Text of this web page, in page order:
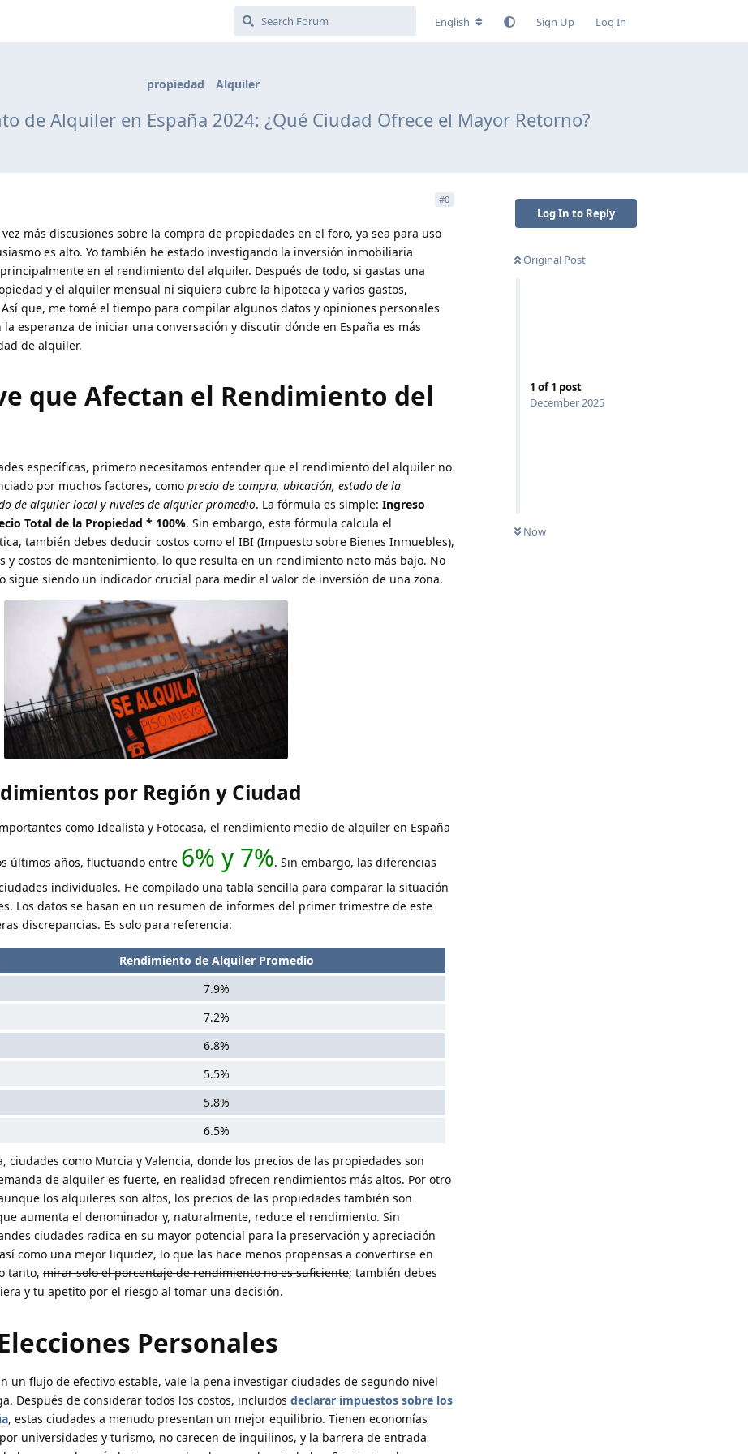
English Sign Up Log In
propiedad Alquiler
de Alquiler en España 2024: ¿Qué Ciudad Ofrece el Mayor Retorno?
Log In to Reply
Original Post
1 of1 post
December 2025
Now
#0
más discusiones sobre la compra de propiedades en el foro, ya sea para uso
es alto. Yo también he estado investigando la inversión inmobiliaria
en el rendimiento del alquiler. Después de todo, si gastas una
y el alquiler mensual ni siquiera cubre la hipoteca y varios gastos,
que, me tomé el tiempo para compilar algunos datos y opiniones personales
esperanza de iniciar una conversación y discutir dónde en España es más
de alquiler.
que Afectan el Rendimiento del
específicas, primero necesitamos entender que el rendimiento del alquiler no
por muchos factores, como precio de compra, ubicación, estado de la
de alquiler local y niveles de alquiler promedio. La fórmula es simple: Ingreso
Total de la Propiedad * 100%. Sin embargo, esta fórmula calcula el
también debes deducir costos como el IBI (Impuesto sobre Bienes Inmuebles),
y costos de mantenimiento, lo que resulta en un rendimiento neto más bajo. No
sigue siendo un indicador crucial para medir el valor de inversión de una zona.
por Región y Ciudad
como Idealista y Fotocasa, el rendimiento medio de alquiler en España
últimos años, fluctuando entre 6% y 7%. Sin embargo, las diferencias
individuales. He compilado una tabla sencilla para comparar la situación
Los datos se basan en un resumen de informes del primer trimestre de este
discrepancias. Es solo para referencia:
Rendimiento de Alquiler Promedio
7.9%
7.2%
6.8%
5.5%
5.8%
6.5%
ciudades como Murcia y Valencia, donde los precios de las propiedades son
de alquiler es fuerte, en realidad ofrecen rendimientos más altos. Por otro
los alquileres son altos, los precios de las propiedades también son
aumenta el denominador y, naturalmente, reduce el rendimiento. Sin
ciudades radica en su mayor potencial para la preservación y apreciación
como una mejor liquidez, lo que las hace menos propensas a convertirse en
tanto, mirar solo el porcentaje de rendimiento no es suficiente; también debes
y tu apetito por el riesgo al tomar una decisión.
Personales
un flujo de efectivo estable, vale la pena investigar ciudades de segundo nivel
Después de considerar todos los costos, incluidos declarar impuestos sobre los
, estas ciudades a menudo presentan un mejor equilibrio. Tienen economías
universidades y turismo, no carecen de inquilinos, y la barrera de entrada